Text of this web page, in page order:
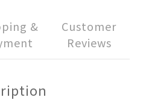
&
Customer
Reviews